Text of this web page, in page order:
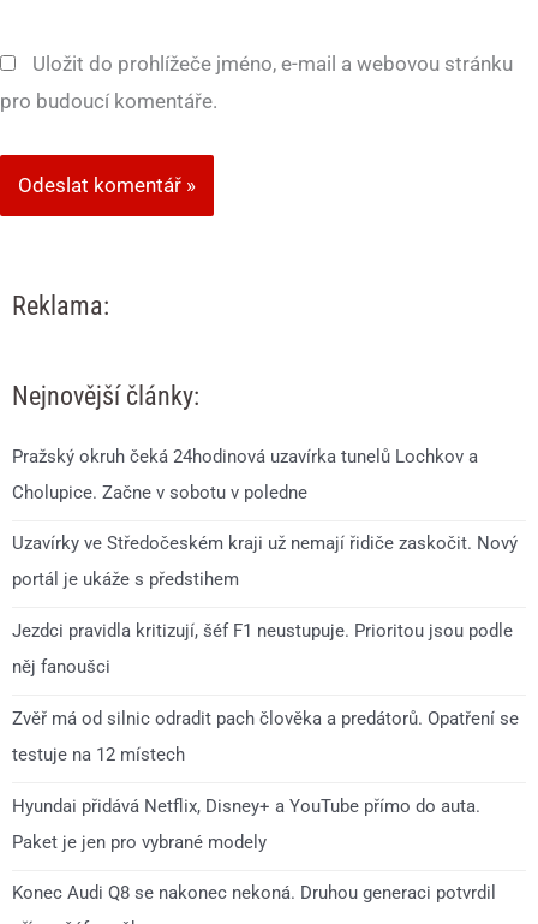
Uložit do prohlížeče jméno, e-mail a webovou stránku
pro budoucí komentáře.
Reklama:
Nejnovější články:
Pražský okruh čeká 24hodinová uzavírka tunelů Lochkov a
Cholupice. Začne v sobotu v poledne
Uzavírky ve Středočeském kraji už nemají řidiče zaskočit. Nový
portál je ukáže s předstihem
Jezdci pravidla kritizují, šéf F1 neustupuje. Prioritou jsou podle
něj fanoušci
Zvěř má od silnic odradit pach člověka a predátorů. Opatření se
testuje na 12 místech
Hyundai přidává Netflix, Disney+ a YouTube přímo do auta.
Paket je jen pro vybrané modely
Konec Audi Q8 se nakonec nekoná. Druhou generaci potvrdil